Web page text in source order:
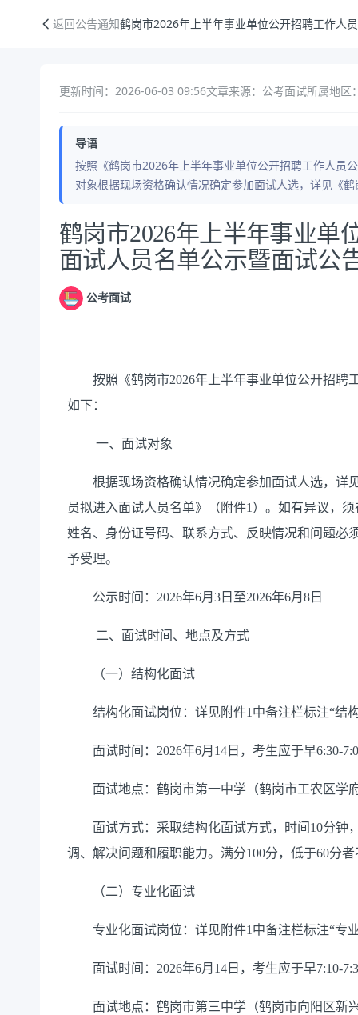
返回公告通知鹤岗市2026年上半年事业单位公开招聘工作人
更新时间：2026-06-03 09:56文章来源：公考面试所属地区
导语
按照《鹤岗市2026年上半年事业单位公开招聘工作人员
对象根据现场资格确认情况确定参加面试人选，详见《
公告正文
鹤岗市2026年上半年事业单
面试人员名单公示暨面试公
公考面试
按照《鹤岗市2026年上半年事业单位公开招聘
如下：
一、面试对象
根据现场资格确认情况确定参加面试人选，详
员拟进入面试人员名单》（附件1）。如有异议，
姓名、身份证号码、联系方式、反映情况和问题必
予受理。
公示时间：2026年6月3日至2026年6月8日
二、面试时间、地点及方式
（一）结构化面试
结构化面试岗位：详见附件1中备注栏标注“结
面试时间：2026年6月14日，考生应于早6:30-
面试地点：鹤岗市第一中学（鹤岗市工农区学
面试方式：采取结构化面试方式，时间10分钟
调、解决问题和履职能力。满分100分，低于60分
（二）专业化面试
专业化面试岗位：详见附件1中备注栏标注“专
面试时间：2026年6月14日，考生应于早7:10-
面试地点：鹤岗市第三中学（鹤岗市向阳区新